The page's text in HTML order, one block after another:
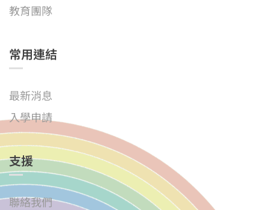
教育團隊
常用連結
最新消息
入學申請
支援
聯絡我們